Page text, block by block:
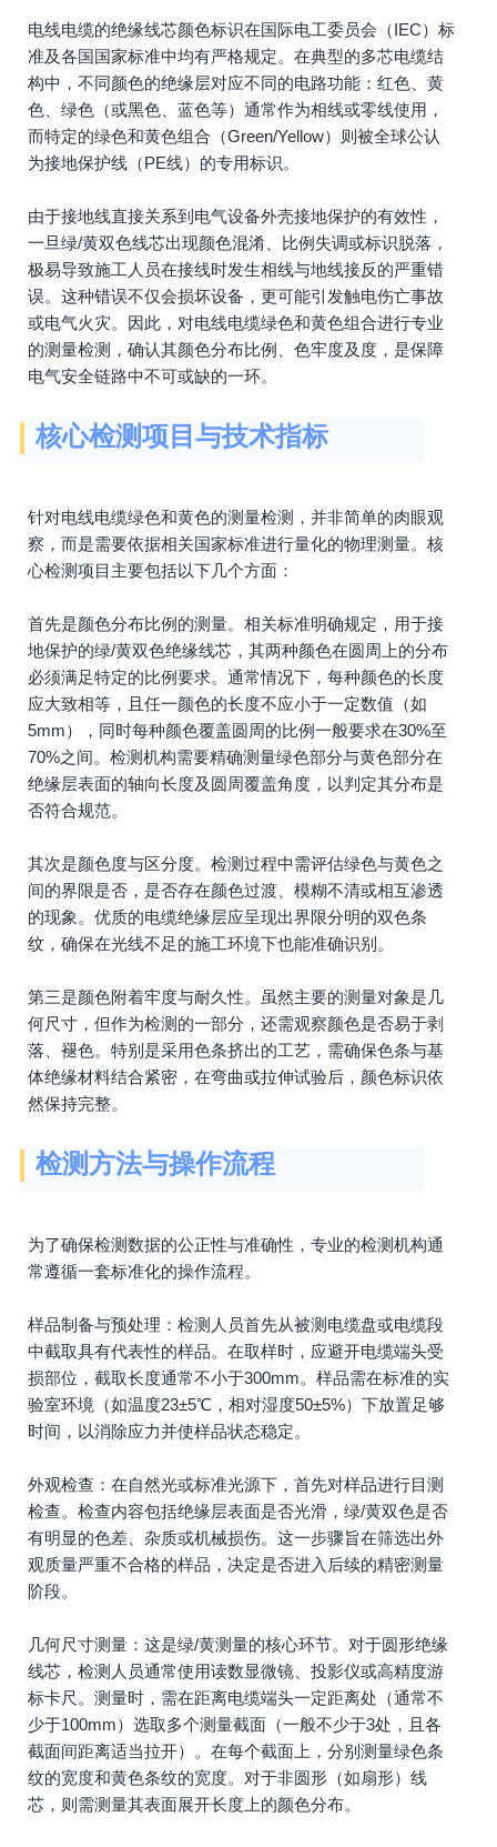
电线电缆的绝缘线芯颜色标识在国际电工委员会（IEC）标
准及各国国家标准中均有严格规定。在典型的多芯电缆结
构中，不同颜色的绝缘层对应不同的电路功能：红色、黄
色、绿色（或黑色、蓝色等）通常作为相线或零线使用，
而特定的绿色和黄色组合（Green/Yellow）则被全球公认
为接地保护线（PE线）的专用标识。
由于接地线直接关系到电气设备外壳接地保护的有效性，
一旦绿/黄双色线芯出现颜色混淆、比例失调或标识脱落，
极易导致施工人员在接线时发生相线与地线接反的严重错
误。这种错误不仅会损坏设备，更可能引发触电伤亡事故
或电气火灾。因此，对电线电缆绿色和黄色组合进行专业
的测量检测，确认其颜色分布比例、色牢度及度，是保障
电气安全链路中不可或缺的一环。
核心检测项目与技术指标
针对电线电缆绿色和黄色的测量检测，并非简单的肉眼观
察，而是需要依据相关国家标准进行量化的物理测量。核
心检测项目主要包括以下几个方面：
首先是颜色分布比例的测量。相关标准明确规定，用于接
地保护的绿/黄双色绝缘线芯，其两种颜色在圆周上的分布
必须满足特定的比例要求。通常情况下，每种颜色的长度
应大致相等，且任一颜色的长度不应小于一定数值（如
5mm），同时每种颜色覆盖圆周的比例一般要求在30%至
70%之间。检测机构需要精确测量绿色部分与黄色部分在
绝缘层表面的轴向长度及圆周覆盖角度，以判定其分布是
否符合规范。
其次是颜色度与区分度。检测过程中需评估绿色与黄色之
间的界限是否，是否存在颜色过渡、模糊不清或相互渗透
的现象。优质的电缆绝缘层应呈现出界限分明的双色条
纹，确保在光线不足的施工环境下也能准确识别。
第三是颜色附着牢度与耐久性。虽然主要的测量对象是几
何尺寸，但作为检测的一部分，还需观察颜色是否易于剥
落、褪色。特别是采用色条挤出的工艺，需确保色条与基
体绝缘材料结合紧密，在弯曲或拉伸试验后，颜色标识依
然保持完整。
检测方法与操作流程
为了确保检测数据的公正性与准确性，专业的检测机构通
常遵循一套标准化的操作流程。
样品制备与预处理：检测人员首先从被测电缆盘或电缆段
中截取具有代表性的样品。在取样时，应避开电缆端头受
损部位，截取长度通常不小于300mm。样品需在标准的实
验室环境（如温度23±5℃，相对湿度50±5%）下放置足够
时间，以消除应力并使样品状态稳定。
外观检查：在自然光或标准光源下，首先对样品进行目测
检查。检查内容包括绝缘层表面是否光滑，绿/黄双色是否
有明显的色差、杂质或机械损伤。这一步骤旨在筛选出外
观质量严重不合格的样品，决定是否进入后续的精密测量
阶段。
几何尺寸测量：这是绿/黄测量的核心环节。对于圆形绝缘
线芯，检测人员通常使用读数显微镜、投影仪或高精度游
标卡尺。测量时，需在距离电缆端头一定距离处（通常不
少于100mm）选取多个测量截面（一般不少于3处，且各
截面间距离适当拉开）。在每个截面上，分别测量绿色条
纹的宽度和黄色条纹的宽度。对于非圆形（如扇形）线
芯，则需测量其表面展开长度上的颜色分布。